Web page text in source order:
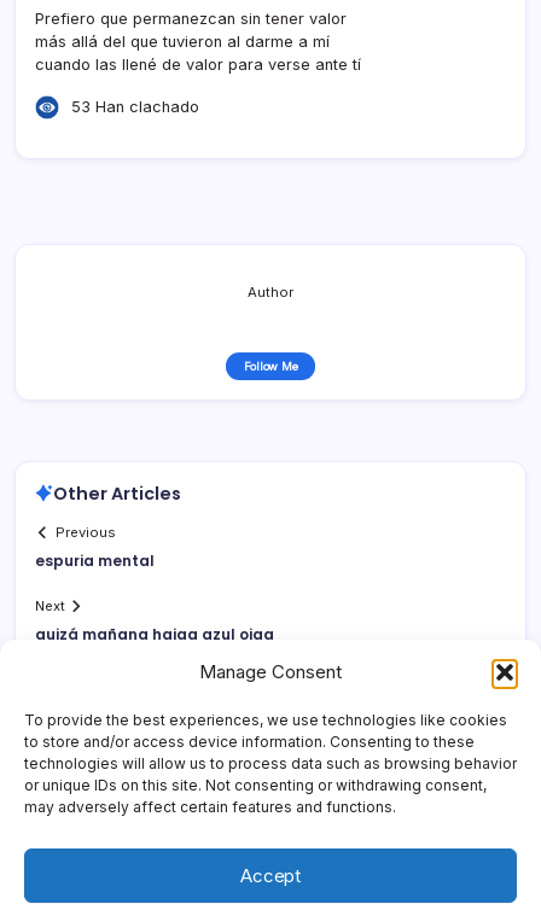
Manage Consent
To provide the best experiences, we use technologies like cookies
to store and/or access device information. Consenting to these
technologies will allow us to process data such as browsing behavior
or unique IDs on this site. Not consenting or withdrawing consent,
may adversely affect certain features and functions.
Accept
Prefiero que permanezcan sin tener valor
más allá del que tuvieron al darme a mí­
cuando las llené de valor para verse ante tí­
53 Han clachado
Author
Follow Me
Other Articles
Previous
espuria mental
Next
quizá mañana haiga azul oiga